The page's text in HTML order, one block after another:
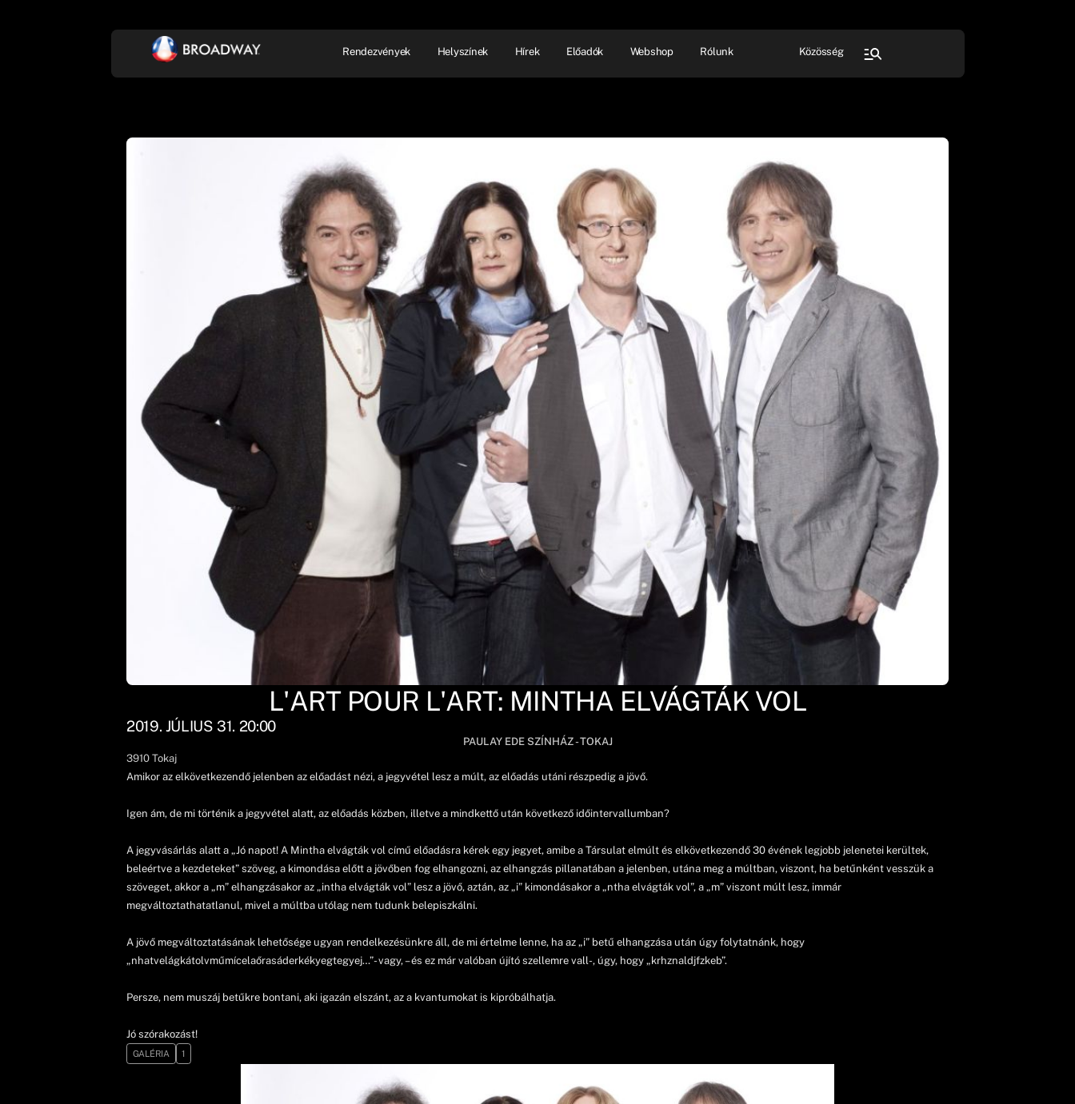
Rendezvények Helyszínek Hírek Előadók Webshop Rólunk Közösség
Összes rendezvény
L'ART POUR L'ART: MINTHA ELVÁGTÁK VOL
2019. JÚLIUS 31. 20:00
PAULAY EDE SZÍNHÁZ - TOKAJ
3910 Tokaj
Amikor az elkövetkezendő jelenben az előadást nézi, a jegyvétel lesz a múlt, az előadás utáni részpedig a jövő.
Igen ám, de mi történik a jegyvétel alatt, az előadás közben, illetve a mindkettő után következő időintervallumban?
A jegyvásárlás alatt a „Jó napot! A Mintha elvágták vol című előadásra kérek egy jegyet, amibe a Társulat elmúlt és elkövetkezendő 30 évének legjobb jelenetei kerültek,
beleértve a kezdeteket” szöveg, a kimondása előtt a jövőben fog elhangozni, az elhangzás pillanatában a jelenben, utána meg a múltban, viszont, ha betűnként vesszük a
szöveget, akkor a „m” elhangzásakor az „intha elvágták vol” lesz a jövő, aztán, az „i” kimondásakor a „ntha elvágták vol”, a „m” viszont múlt lesz, immár
megváltoztathatatlanul, mivel a múltba utólag nem tudunk belepiszkálni.
A jövő megváltoztatásának lehetősége ugyan rendelkezésünkre áll, de mi értelme lenne, ha az „i” betű elhangzása után úgy folytatnánk, hogy
„nhatvelágkátolvműmícelaőrasáderkékyegtegyej…”- vagy, – és ez már valóban újító szellemre vall-, úgy, hogy „krhznaldjfzkeb”.
Persze, nem muszáj betűkre bontani, aki igazán elszánt, az a kvantumokat is kipróbálhatja.
Jó szórakozást!
GALÉRIA 1